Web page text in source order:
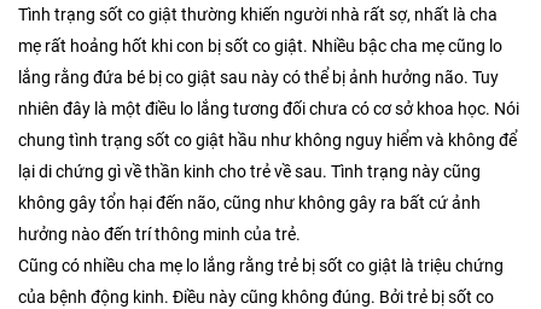
Tình trạng sốt co giật thường khiến người nhà rất sợ, nhất là cha
mẹ rất hoảng hốt khi con bị sốt co giật. Nhiều bậc cha mẹ cũng lo
lắng rằng đứa bé bị co giật sau này có thể bị ảnh hưởng não. Tuy
nhiên đây là một điều lo lắng tương đối chưa có cơ sở khoa học. Nói
chung tình trạng sốt co giật hầu như không nguy hiểm và không để
lại di chứng gì về thần kinh cho trẻ về sau. Tình trạng này cũng
không gây tổn hại đến não, cũng như không gây ra bất cứ ảnh
hưởng nào đến trí thông minh của trẻ.
Cũng có nhiều cha mẹ lo lắng rằng trẻ bị sốt co giật là triệu chứng
của bệnh động kinh. Điều này cũng không đúng. Bởi trẻ bị sốt co